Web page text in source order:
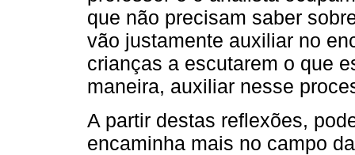
que não precisam saber
vão justamente auxiliar no
crianças a escutarem o que
maneira, auxiliar nesse
A partir destas reflexões,
encaminha mais no campo